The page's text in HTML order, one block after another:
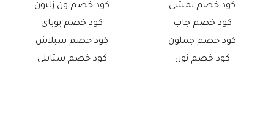
كود خصم نمشى
كود خصم جاب
كود خصم جملون
كود خصم نون
كود خصم ون زليون
كود خصم يوباى
كود خصم سبلاش
كود خصم ستايلى